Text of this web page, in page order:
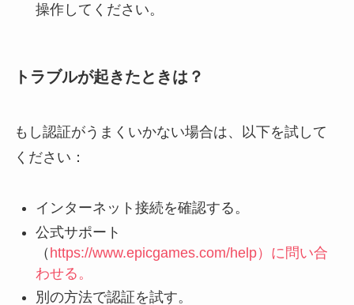
操作してください。
トラブルが起きたときは？
もし認証がうまくいかない場合は、以下を試して
ください：
インターネット接続を確認する。
公式サポート
（ https://www.epicgames.com/help）に問い合
わせる。
別の方法で認証を試す。